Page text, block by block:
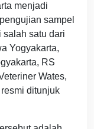
menjadi
sampel
salah satu dari
Yogyakarta,
RS
Wates,
ditunjuk